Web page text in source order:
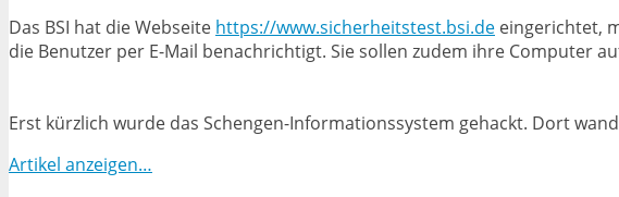
Das BSI hat die Webseite https://www.sicherheitstest.bsi.de eingerichtet,
die Benutzer per E-Mail benachrichtigt. Sie sollen zudem ihre Computer
Erst kürzlich wurde das Schengen-Informationssystem gehackt. Dort
Artikel anzeigen…